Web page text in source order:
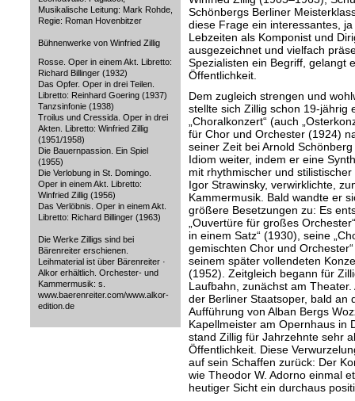
Musikalische Leitung: Mark Rohde,
Regie: Roman Hovenbitzer
Bühnenwerke von Winfried Zillig
Rosse. Oper in einem Akt. Libretto:
Richard Billinger (1932)
Das Opfer. Oper in drei Teilen.
Libretto: Reinhard Goering (1937)
Tanzsinfonie (1938)
Troilus und Cressida. Oper in drei
Akten. Libretto: Winfried Zillig
(1951/1958)
Die Bauernpassion. Ein Spiel
(1955)
Die Verlobung in St. Domingo.
Oper in einem Akt. Libretto:
Winfried Zillig (1956)
Das Verlöbnis. Oper in einem Akt.
Libretto: Richard Billinger (1963)
Die Werke Zilligs sind bei
Bärenreiter erschienen.
Leihmaterial ist über Bärenreiter ·
Alkor erhältlich. Orchester- und
Kammermusik: s.
www.baerenreiter.com/www.alkor-
edition.de
Schönbergs Berliner
diese Frage ein interessantes,
Lebzeiten als Komponist und
ausgezeichnet und vielfach
Spezialisten ein Begriff, gelangt
Öffentlichkeit.
Dem zugleich strengen und
stellte sich Zillig schon 19-jährig
„Choralkonzert“ (auch
für Chor und Orchester (1924)
seiner Zeit bei Arnold
Idiom weiter, indem er eine
mit rhythmischer und
Igor Strawinsky, verwirklichte,
Kammermusik. Bald wandte er
größere Besetzungen zu: Es
„Ouvertüre für großes
in einem Satz“ (1930), seine
gemischten Chor und
seinem später vollendeten
(1952). Zeitgleich begann für
Laufbahn, zunächst am
der Berliner Staatsoper, bald an
Aufführung von Alban Bergs
Kapellmeister am Opernhaus in
stand Zillig für Jahrzehnte sehr
Öffentlichkeit. Diese
auf sein Schaffen zurück: Der
wie Theodor W. Adorno einmal
heutiger Sicht ein durchaus